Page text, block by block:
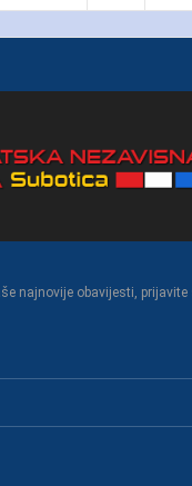
najnovije obavijesti, prijavite